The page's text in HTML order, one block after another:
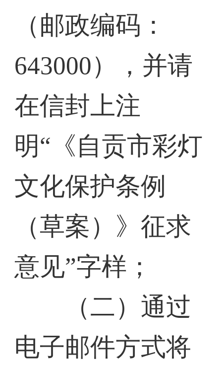
（邮政编码：
643000），并请
在信封上注
明“《自贡市彩灯
文化保护条例
（草案）》征求
意见”字样；
（二）通过
电子邮件方式将